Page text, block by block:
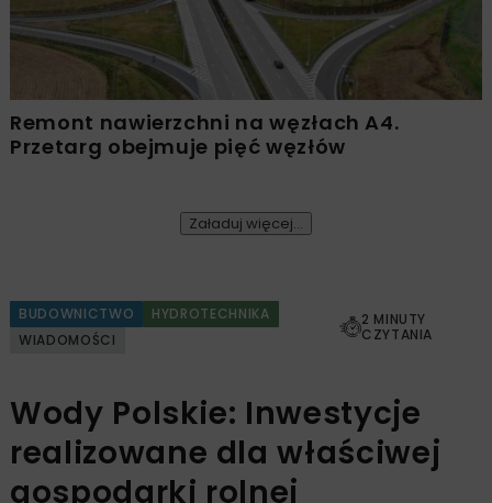
Remont nawierzchni na węzłach A4.
Przetarg obejmuje pięć węzłów
Załaduj więcej...
BUDOWNICTWO
HYDROTECHNIKA
WIADOMOŚCI
2 MINUTY
CZYTANIA
Wody Polskie: Inwestycje
realizowane dla właściwej
gospodarki rolnej